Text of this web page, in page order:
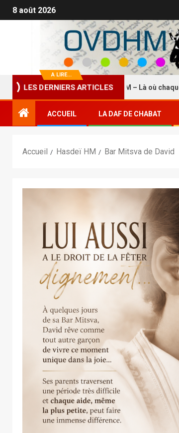
8 août 2026
A LIRE...
LES DERNIERS ARTICLES
La Boutique HASDEI HM – Là où chaque achat
ACCUEIL LA DAF DE CHABAT
Accueil Hasdeï HM Bar Mitsva de David